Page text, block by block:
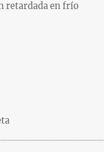
retardada en frío